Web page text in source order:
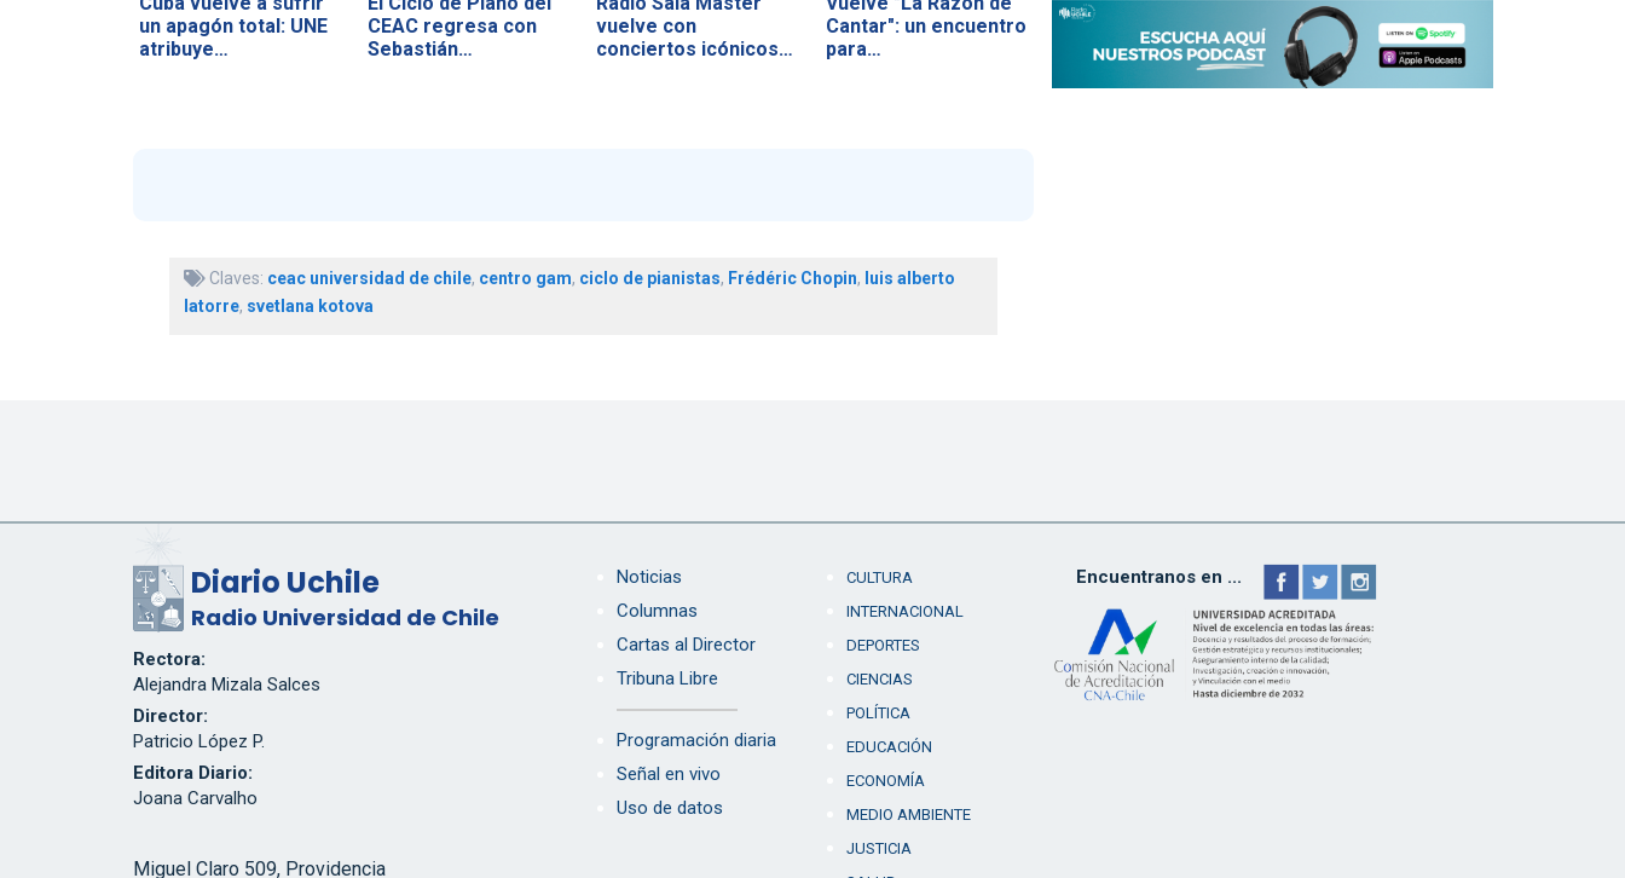
un apagón total: UNE
atribuye…
CEAC regresa con
Sebastián…
vuelve con
conciertos icónicos
Cantar": un encuentro
para…
Claves: ceac universidad de chile, centro gam, ciclo de pianistas, Frédéric Chopin, luis alberto
latorre, svetlana kotova
Diario Uchile
Radio Universidad de Chile
Rectora:
Alejandra Mizala Salces
Director:
Patricio López P.
Editora Diario:
Joana Carvalho
Miguel Claro 509, Providencia
Noticias
Columnas
Cartas al Director
Tribuna Libre
Programación diaria
Señal en vivo
Uso de datos
CULTURA
INTERNACIONAL
DEPORTES
CIENCIAS
POLÍTICA
EDUCACIÓN
ECONOMÍA
MEDIO AMBIENTE
JUSTICIA
Encuentranos en ...